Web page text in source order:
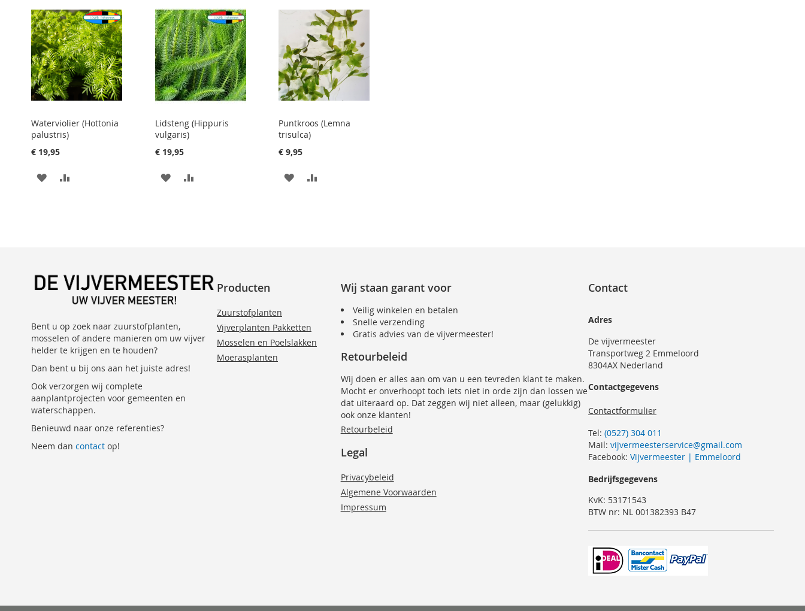
Waterviolier (Hottonia
palustris)
€ 19,95
VOEG
Lidsteng (Hippuris
vulgaris)
€ 19,95
VOEG
Puntkroos (Lemna
trisulca)
€ 9,95
VOEG
Bent u op zoek naar zuurstofplanten,
mosselen of andere manieren om uw vijver
helder te krijgen en te houden?
Dan bent u bij ons aan het juiste adres!
Ook verzorgen wij complete
aanplantprojecten voor gemeenten en
waterschappen.
Benieuwd naar onze referenties?
Neem dan contact op!
Producten
Zuurstofplanten
Vijverplanten Pakketten
Mosselen en Poelslakken
Moerasplanten
Wij staan garant voor
Veilig winkelen en betalen
Snelle verzending
Gratis advies van de vijvermeester!
Retourbeleid
Wij doen er alles aan om van u een tevreden klant te maken.
Mocht er onverhoopt toch iets niet in orde zijn dan lossen we
dat uiteraard op. Dat zeggen wij niet alleen, maar (gelukkig)
ook onze klanten!
Retourbeleid
Legal
Privacybeleid
Algemene Voorwaarden
Impressum
Contact
Adres
De vijvermeester
Transportweg 2 Emmeloord
8304AX Nederland
Contactgegevens
Contactformulier
Tel: (0527) 304 011
Mail: vijvermeesterservice@gmail.com
Facebook: Vijvermeester | Emmeloord
Bedrijfsgegevens
KvK: 53171543
BTW nr: NL 001382393 B47